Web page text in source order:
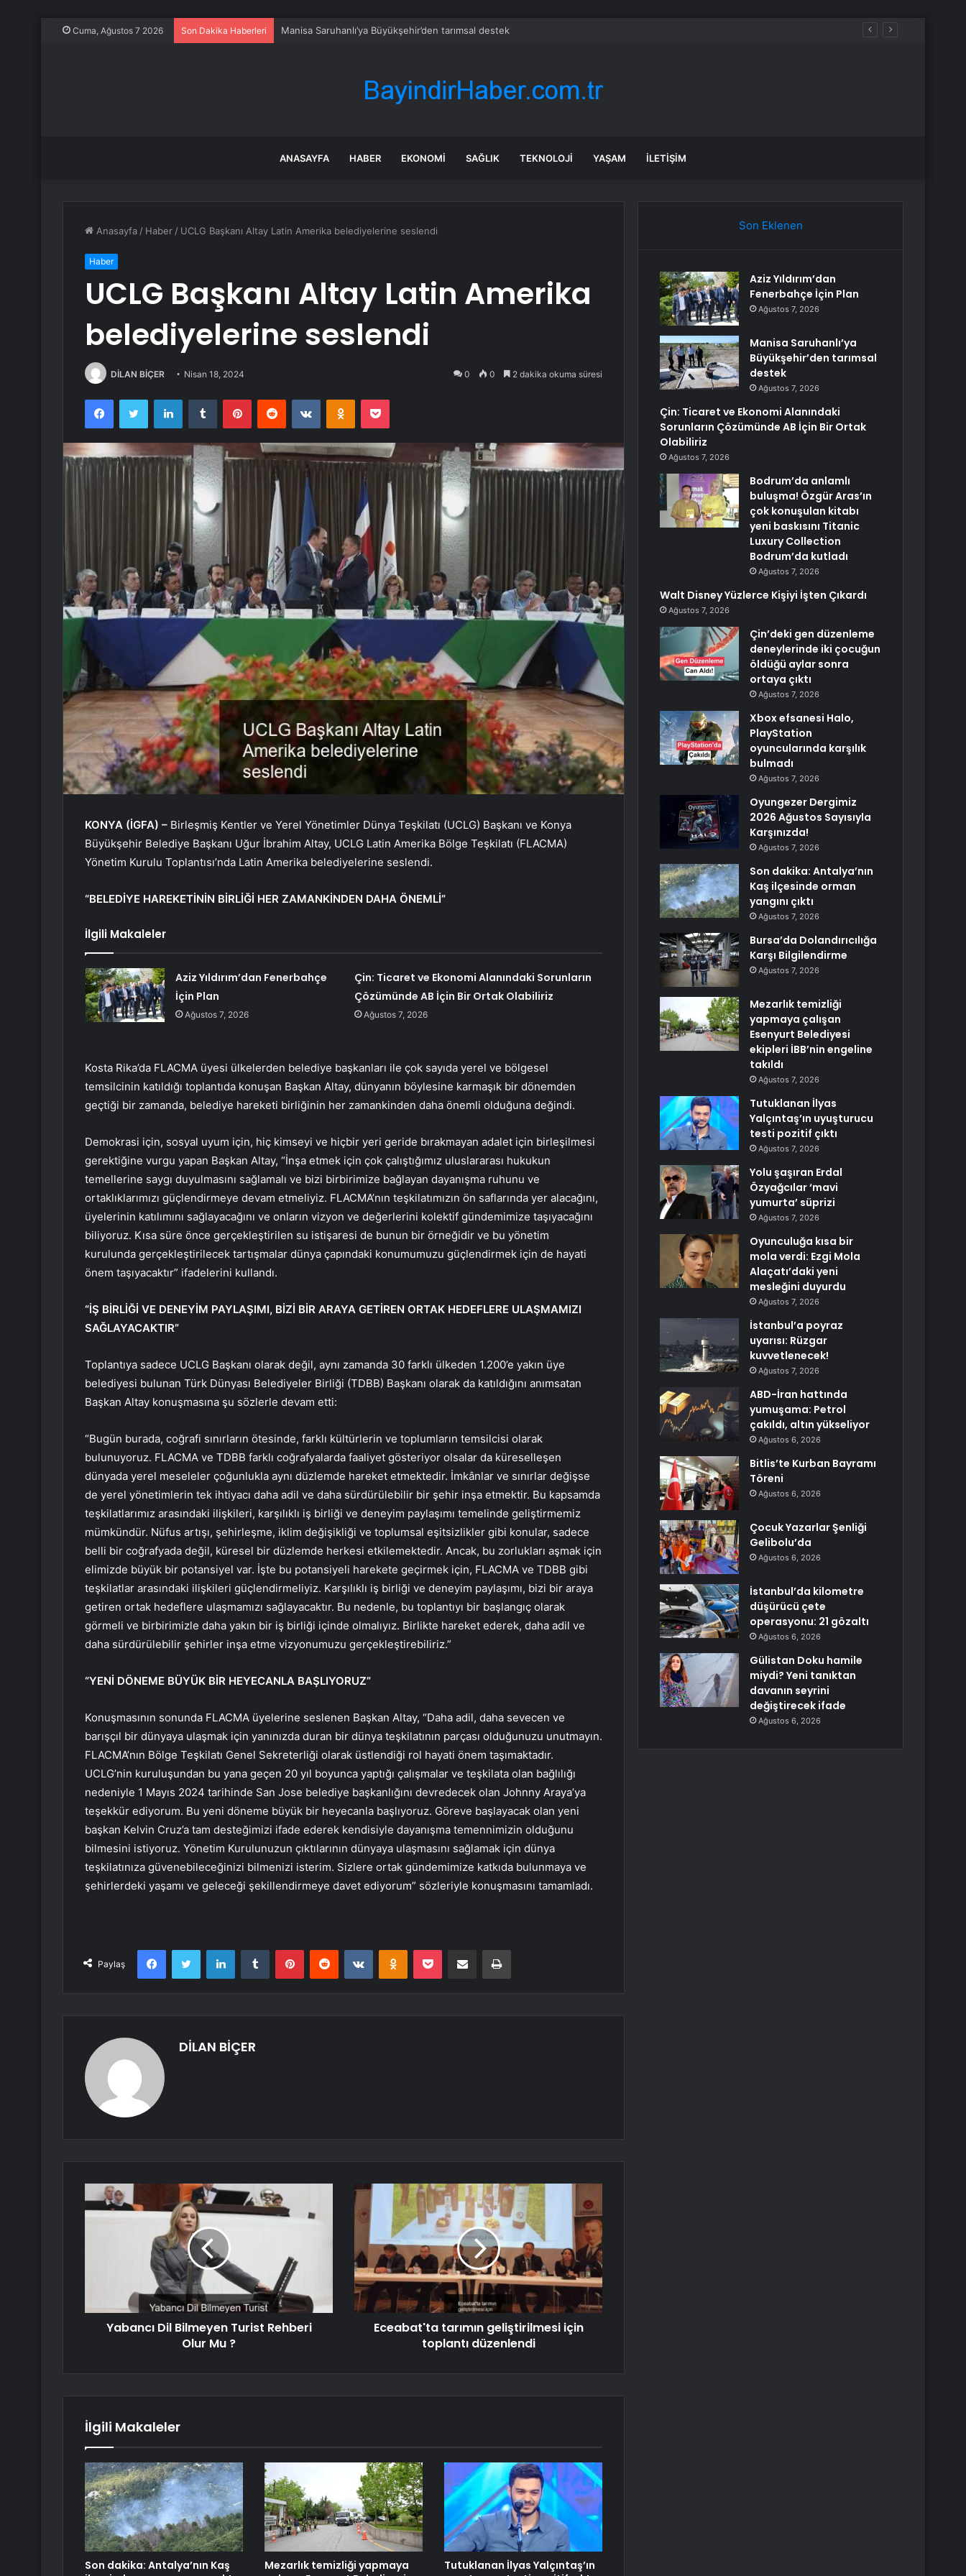
Cuma, Ağustos 7 2026 Son Dakika Haberleri Manisa Saruhanlı’ya Büyükşehir’den tarımsal destek
ANASAYFA HABER EKONOMI SAĞLIK TEKNOLOJI YAŞAM İLETIŞIM
Anasayfa / Haber / UCLG Başkanı Altay Latin Amerika belediyelerine seslendi
Haber
UCLG Başkanı Altay Latin Amerika
belediyelerine seslendi
DİLAN BİÇER Nisan 18, 2024 0 0 2 dakika okuma süresi
FacebookTwitter LinkedInTumblr PinterestReddit VKontakteOdnoklassniki
Pocket
KONYA (İGFA) – Birleşmiş Kentler ve Yerel Yönetimler Dünya Teşkilatı (UCLG) Başkanı ve Konya
Büyükşehir Belediye Başkanı Uğur İbrahim Altay, UCLG Latin Amerika Bölge Teşkilatı (FLACMA)
Yönetim Kurulu Toplantısı’nda Latin Amerika belediyelerine seslendi.
“BELEDİYE HAREKETİNİN BİRLİĞİ HER ZAMANKİNDEN DAHA ÖNEMLİ”
İlgili Makaleler
Aziz Yıldırım’dan Fenerbahçe
İçin Plan
Ağustos 7, 2026
Çin: Ticaret ve Ekonomi Alanındaki Sorunların
Çözümünde AB İçin Bir Ortak Olabiliriz
Ağustos 7, 2026
Kosta Rika’da FLACMA üyesi ülkelerden belediye başkanları ile çok sayıda yerel ve bölgesel
temsilcinin katıldığı toplantıda konuşan Başkan Altay, dünyanın böylesine karmaşık bir dönemden
geçtiği bir zamanda, belediye hareketi birliğinin her zamankinden daha önemli olduğuna değindi.
Demokrasi için, sosyal uyum için, hiç kimseyi ve hiçbir yeri geride bırakmayan adalet için birleşilmesi
gerektiğine vurgu yapan Başkan Altay, “İnşa etmek için çok çalıştığımız uluslararası hukukun
temellerine saygı duyulmasını sağlamalı ve bizi birbirimize bağlayan dayanışma ruhunu ve
ortaklıklarımızı güçlendirmeye devam etmeliyiz. FLACMA’nın teşkilatımızın ön saflarında yer alacağını,
üyelerinin katılımını sağlayacağını ve onların vizyon ve değerlerini kolektif gündemimize taşıyacağını
biliyoruz. Kısa süre önce gerçekleştirilen su istişaresi de bunun bir örneğidir ve bu yönetim
kurulunda gerçekleştirilecek tartışmalar dünya çapındaki konumumuzu güçlendirmek için de hayati
önem taşıyacaktır” ifadelerini kullandı.
“İŞ BİRLİĞİ VE DENEYİM PAYLAŞIMI, BİZİ BİR ARAYA GETİREN ORTAK HEDEFLERE ULAŞMAMIZI
SAĞLAYACAKTIR”
Toplantıya sadece UCLG Başkanı olarak değil, aynı zamanda 30 farklı ülkeden 1.200’e yakın üye
belediyesi bulunan Türk Dünyası Belediyeler Birliği (TDBB) Başkanı olarak da katıldığını anımsatan
Başkan Altay konuşmasına şu sözlerle devam etti:
“Bugün burada, coğrafi sınırların ötesinde, farklı kültürlerin ve toplumların temsilcisi olarak
bulunuyoruz. FLACMA ve TDBB farklı coğrafyalarda faaliyet gösteriyor olsalar da küreselleşen
dünyada yerel meseleler çoğunlukla aynı düzlemde hareket etmektedir. İmkânlar ve sınırlar değişse
de yerel yönetimlerin tek ihtiyacı daha adil ve daha sürdürülebilir bir şehir inşa etmektir. Bu kapsamda
teşkilatlarımız arasındaki ilişkileri, karşılıklı iş birliği ve deneyim paylaşımı temelinde geliştirmemiz
mümkündür. Nüfus artışı, şehirleşme, iklim değişikliği ve toplumsal eşitsizlikler gibi konular, sadece
belli bir coğrafyada değil, küresel bir düzlemde herkesi etkilemektedir. Ancak, bu zorlukları aşmak için
elimizde büyük bir potansiyel var. İşte bu potansiyeli harekete geçirmek için, FLACMA ve TDBB gibi
teşkilatlar arasındaki ilişkileri güçlendirmeliyiz. Karşılıklı iş birliği ve deneyim paylaşımı, bizi bir araya
getiren ortak hedeflere ulaşmamızı sağlayacaktır. Bu nedenle, bu toplantıyı bir başlangıç olarak
görmeli ve birbirimizle daha yakın bir iş birliği içinde olmalıyız. Birlikte hareket ederek, daha adil ve
daha sürdürülebilir şehirler inşa etme vizyonumuzu gerçekleştirebiliriz.”
“YENİ DÖNEME BÜYÜK BİR HEYECANLA BAŞLIYORUZ”
Konuşmasının sonunda FLACMA üyelerine seslenen Başkan Altay, “Daha adil, daha sevecen ve
barışçıl bir dünyaya ulaşmak için yanınızda duran bir dünya teşkilatının parçası olduğunuzu unutmayın.
FLACMA’nın Bölge Teşkilatı Genel Sekreterliği olarak üstlendiği rol hayati önem taşımaktadır.
UCLG’nin kuruluşundan bu yana geçen 20 yıl boyunca yaptığı çalışmalar ve teşkilata olan bağlılığı
nedeniyle 1 Mayıs 2024 tarihinde San Jose belediye başkanlığını devredecek olan Johnny Araya’ya
teşekkür ediyorum. Bu yeni döneme büyük bir heyecanla başlıyoruz. Göreve başlayacak olan yeni
başkan Kelvin Cruz’a tam desteğimizi ifade ederek kendisiyle dayanışma temennimizin olduğunu
bilmesini istiyoruz. Yönetim Kurulunuzun çıktılarının dünyaya ulaşmasını sağlamak için dünya
teşkilatınıza güvenebileceğinizi bilmenizi isterim. Sizlere ortak gündemimize katkıda bulunmaya ve
şehirlerdeki yaşamı ve geleceği şekillendirmeye davet ediyorum” sözleriyle konuşmasını tamamladı.
Paylaş
FacebookTwitter LinkedInTumblr PinterestReddit VKontakteOdnoklassniki
Pocket E-Posta ile paylaş Yazdır
DİLAN BİÇER
Yabancı Dil Bilmeyen Turist Rehberi
Olur Mu ?
Eceabat'ta tarımın geliştirilmesi için
toplantı düzenlendi
İlgili Makaleler
Son dakika: Antalya’nın Kaş
Mezarlık temizliği yapmaya
Tutuklanan İlyas Yalçıntaş’ın
Son Eklenen
Aziz Yıldırım’dan
Fenerbahçe İçin Plan
Ağustos 7, 2026
Manisa Saruhanlı’ya
Büyükşehir’den tarımsal
destek
Ağustos 7, 2026
Çin: Ticaret ve Ekonomi Alanındaki
Sorunların Çözümünde AB İçin Bir Ortak
Olabiliriz
Ağustos 7, 2026
Bodrum’da anlamlı
buluşma! Özgür Aras’ın
çok konuşulan kitabı
yeni baskısını Titanic
Luxury Collection
Bodrum’da kutladı
Ağustos 7, 2026
Walt Disney Yüzlerce Kişiyi İşten Çıkardı
Ağustos 7, 2026
Çin’deki gen düzenleme
deneylerinde iki çocuğun
öldüğü aylar sonra
ortaya çıktı
Ağustos 7, 2026
Xbox efsanesi Halo,
PlayStation
oyuncularında karşılık
bulmadı
Ağustos 7, 2026
Oyungezer Dergimiz
2026 Ağustos Sayısıyla
Karşınızda!
Ağustos 7, 2026
Son dakika: Antalya’nın
Kaş ilçesinde orman
yangını çıktı
Ağustos 7, 2026
Bursa’da Dolandırıcılığa
Karşı Bilgilendirme
Ağustos 7, 2026
Mezarlık temizliği
yapmaya çalışan
Esenyurt Belediyesi
ekipleri İBB’nin engeline
takıldı
Ağustos 7, 2026
Tutuklanan İlyas
Yalçıntaş’ın uyuşturucu
testi pozitif çıktı
Ağustos 7, 2026
Yolu şaşıran Erdal
Özyağcılar ‘mavi
yumurta’ süprizi
Ağustos 7, 2026
Oyunculuğa kısa bir
mola verdi: Ezgi Mola
Alaçatı’daki yeni
mesleğini duyurdu
Ağustos 7, 2026
İstanbul’a poyraz
uyarısı: Rüzgar
kuvvetlenecek!
Ağustos 7, 2026
ABD-İran hattında
yumuşama: Petrol
çakıldı, altın yükseliyor
Ağustos 6, 2026
Bitlis’te Kurban Bayramı
Töreni
Ağustos 6, 2026
Çocuk Yazarlar Şenliği
Gelibolu’da
Ağustos 6, 2026
İstanbul’da kilometre
düşürücü çete
operasyonu: 21 gözaltı
Ağustos 6, 2026
Gülistan Doku hamile
miydi? Yeni tanıktan
davanın seyrini
değiştirecek ifade
Ağustos 6, 2026